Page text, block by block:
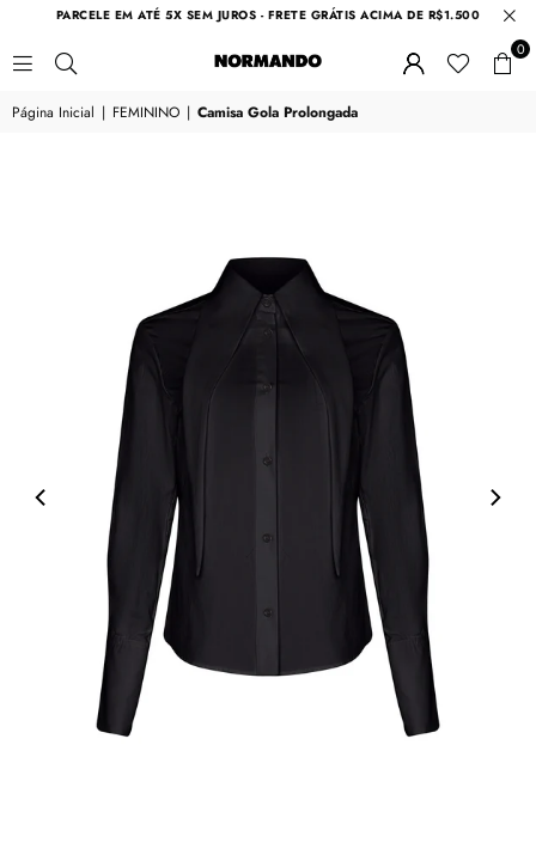
PARCELE EM ATÉ 5X SEM JUROS - FRETE GRÁTIS ACIMA DE R$1.500
NORMANDO
0
Página Inicial | FEMININO | Camisa Gola Prolongada